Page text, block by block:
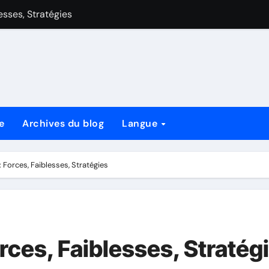
Stratégies
de Style de Jeu, Cartes Clés et Stratégies
Stratégies
style de jeu, cartes clés et stratégies
Archives du blog Langue
Forces, Faiblesses, Stratégies
Faiblesses,